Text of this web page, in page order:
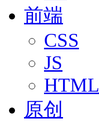
前端
CSS
JS
HTML
原创